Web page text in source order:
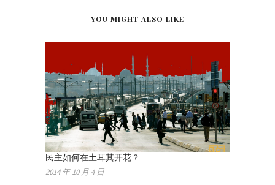
YOU MIGHT ALSO LIKE
民主如何在土耳其开花？
2014 年 10 月 4 日